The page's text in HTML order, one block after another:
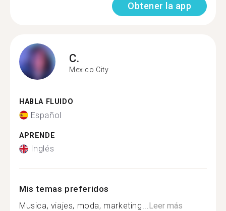
Obtener la app
C.
Mexico City
HABLA FLUIDO
Español
APRENDE
Inglés
Mis temas preferidos
Musica, viajes, moda, marketing...Leer más